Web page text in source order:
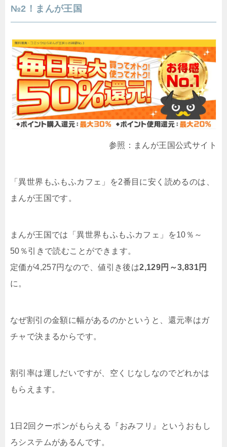
№2！まんが王国
参照：まんが王国公式サイト
「異世界もふもふカフェ」を2番目に安く読めるのは、
まんが王国です。
まんが王国では「異世界もふもふカフェ」を10％～
50％引きで読むことができます。
定価が4,257円なので、値引き後は2,129円～3,831円
に。
なぜ割引の金額に幅があるのかというと、還元率はガ
チャで決まるからです。
割引率は運しだいですが、空くじなしなのでどれかは
もらえます。
1日2回クーポンがもらえる『おみフリ』というおもし
ろシステムがあるんです。